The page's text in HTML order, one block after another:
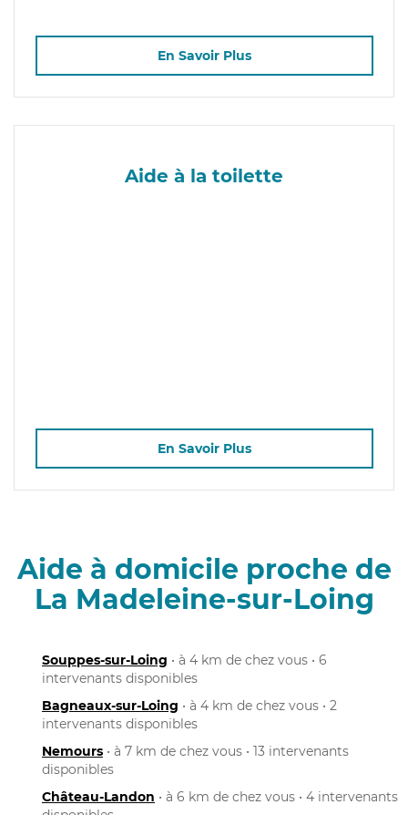
En Savoir Plus
Aide à la toilette
En Savoir Plus
Aide à domicile proche de
La Madeleine-sur-Loing
Souppes-sur-Loing • à 4 km de chez vous • 6
intervenants disponibles
Bagneaux-sur-Loing • à 4 km de chez vous • 2
intervenants disponibles
Nemours • à 7 km de chez vous • 13 intervenants
disponibles
Château-Landon • à 6 km de chez vous • 4 intervenants